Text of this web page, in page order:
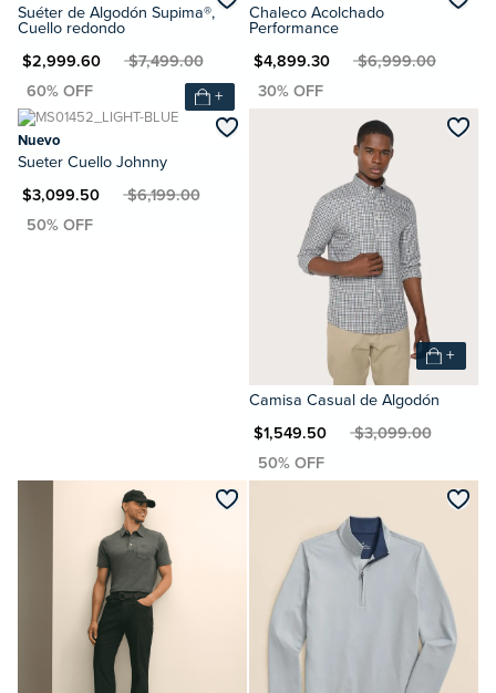
Suéter de Algodón Supima®,
Cuello redondo
$2,999.60MXN $7,499.00
Chaleco Acolchado
Performance
MXN $4,899.30MXN $6,999.00
+
Nuevo
Sueter Cuello Johnny
$3,099.50MXN $6,199.00
+
Camisa Casual de Algodón
MXN $1,549.50MXN $3,099.00